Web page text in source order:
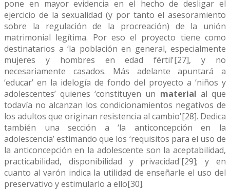
pone en mayor evidencia en el hecho de desligar el
ejercicio de la sexualidad (y por tanto el asesoramiento
sobre la regulación de la procreación) de la unión
matrimonial legítima. Por eso el proyecto tiene como
destinatarios a ‘la población en general, especialmente
mujeres y hombres en edad fértil'[27], y no
necesariamente casados. Más adelante apuntará a
‘educar’ en la idelogía de fondo del proyecto a ‘niños y
adolescentes’ quienes ‘constituyen un material al que
todavía no alcanzan los condicionamientos negativos de
los adultos que originan resistencia al cambio'[28]. Dedica
también una sección a ‘la anticoncepción en la
adolescencia’ estimando que los ‘requisitos para el uso de
la anticoncepción en la adolescente son la aceptabilidad,
practicabilidad, disponibilidad y privacidad'[29]; y en
cuanto al varón indica la utilidad de enseñarle el uso del
preservativo y estimularlo a ello[30].